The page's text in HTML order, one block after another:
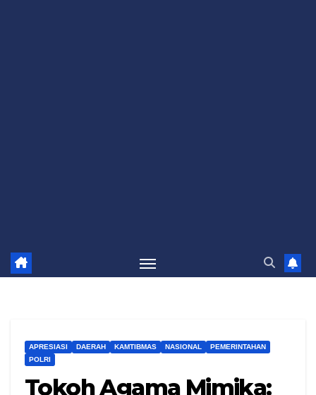
APRESIASI DAERAH KAMTIBMAS NASIONAL
PEMERINTAHAN
POLRI
Tokoh Agama Mimika: